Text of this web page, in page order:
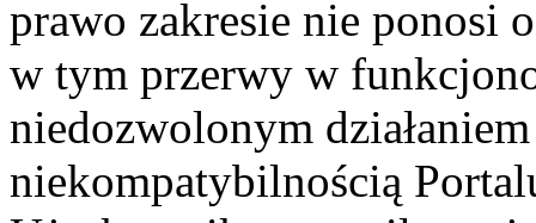
prawo zakresie nie ponosi
w tym przerwy w
niedozwolonym
niekompatybilnością